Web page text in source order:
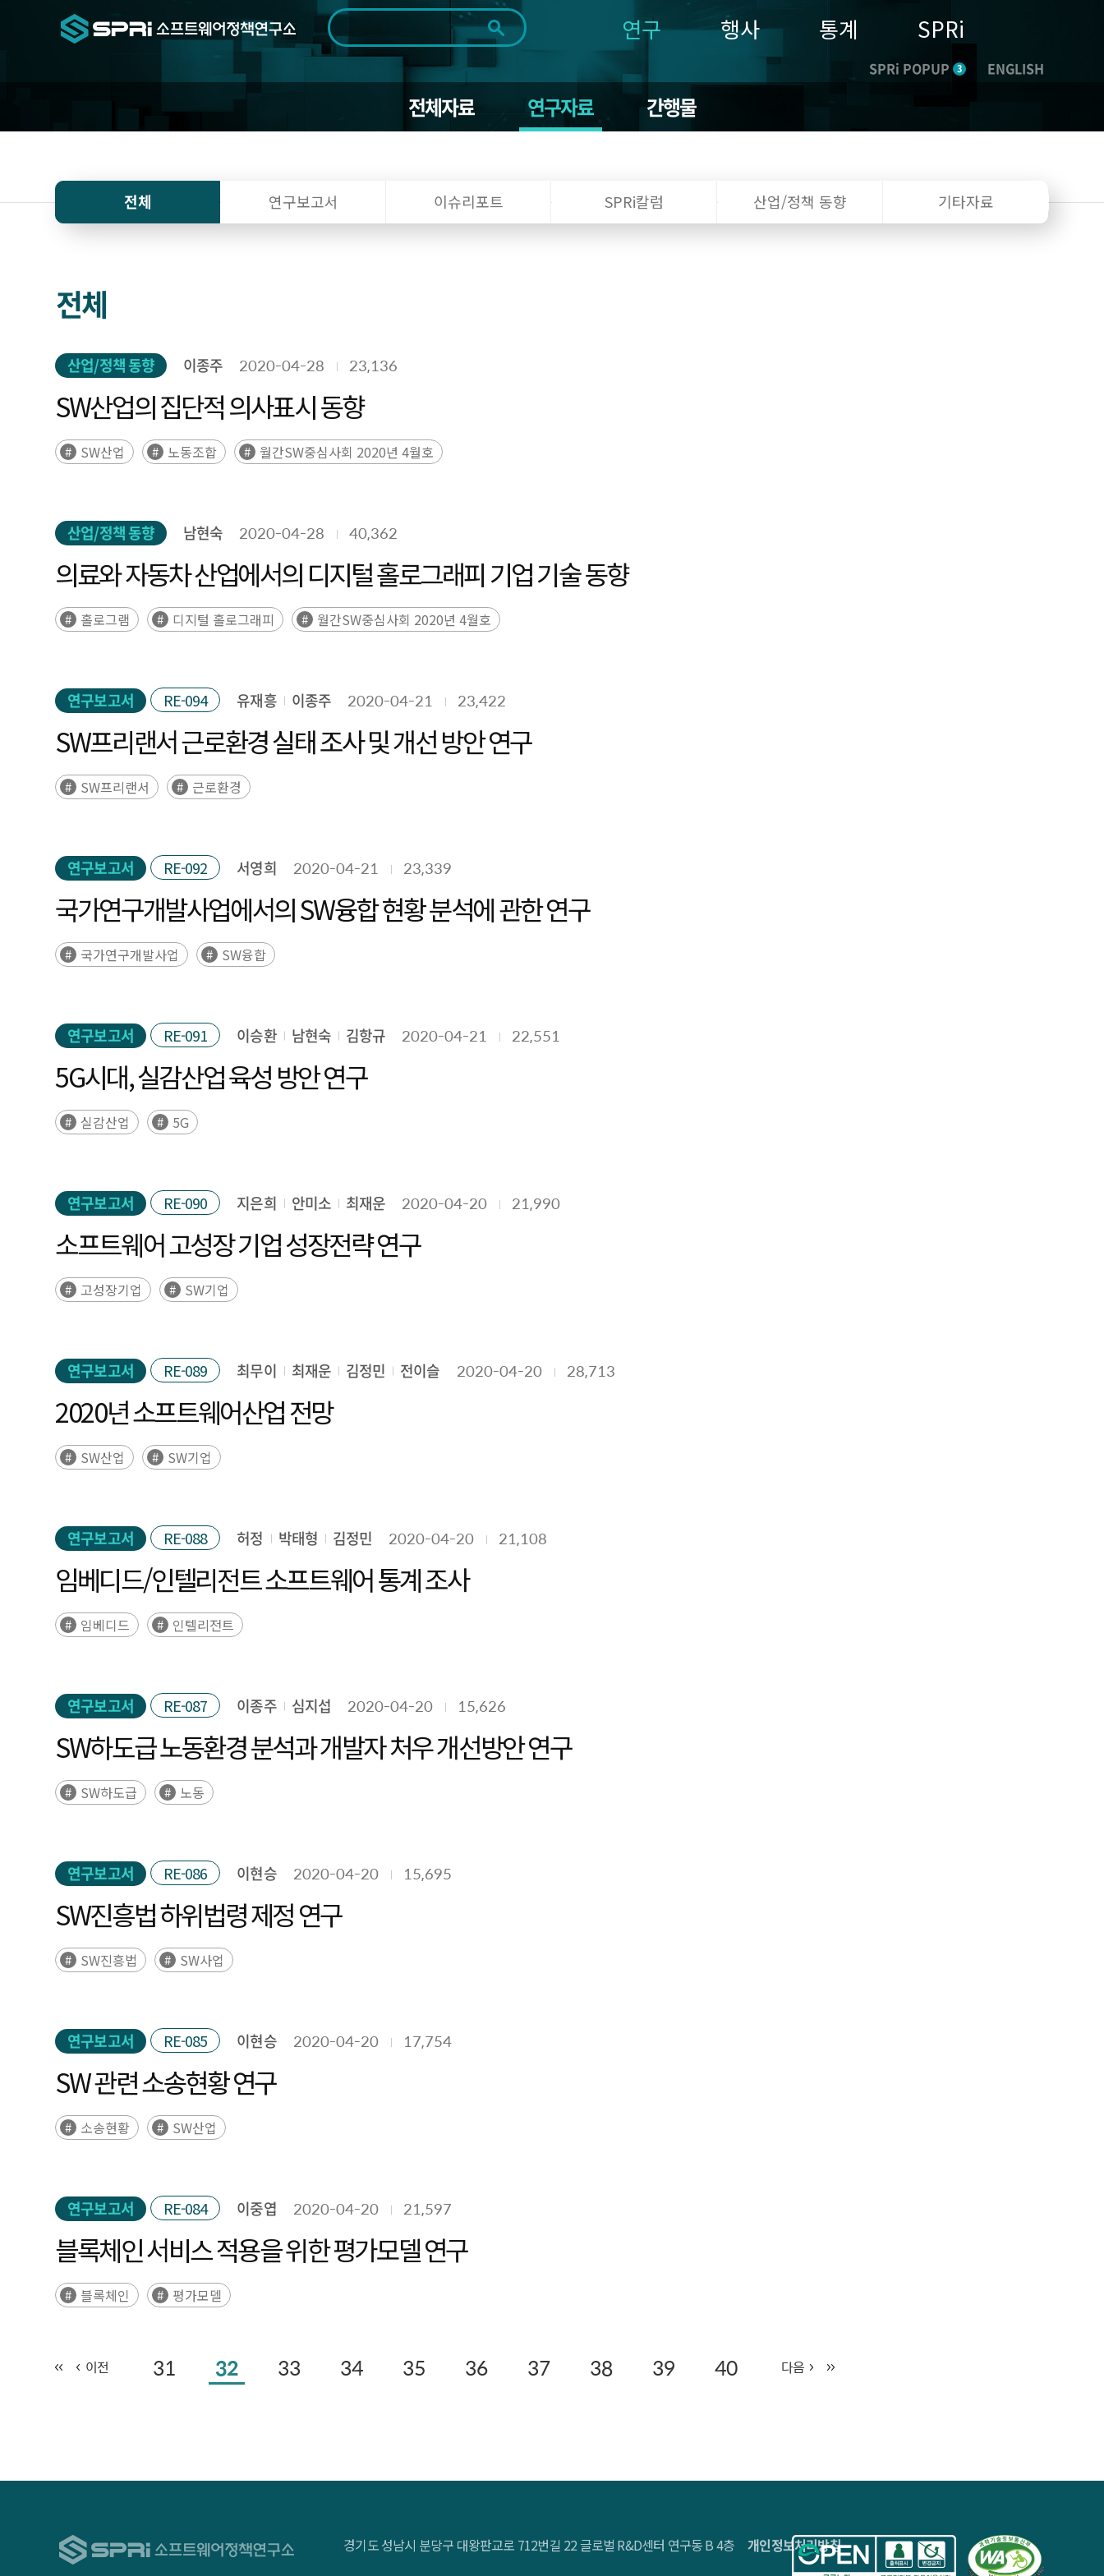
검색범위 전체
기간 전체 1일 1주 1개월 3개월 1년
~
연구 행사 통계 SPRi
SPRi POPUP 3 ENGLISH
전체자료 연구자료 간행물
구
전체 연구보고서 이슈리포트 SPRi칼럼 산업/정책 동향 기타자료
전체
산업/정책 동향 이종주 2020-04-28 23,136
SW산업의 집단적 의사표시 동향
SW산업 노동조합 월간SW중심사회 2020년 4월호
산업/정책 동향 남현숙 2020-04-28 40,362
의료와 자동차 산업에서의 디지털 홀로그래피 기업 기술 동향
홀로그램 디지털 홀로그래피 월간SW중심사회 2020년 4월호
연구보고서 RE-094 유재흥 이종주 2020-04-21 23,422
SW프리랜서 근로환경 실태 조사 및 개선 방안 연구
SW프리랜서 근로환경
연구보고서 RE-092 서영희 2020-04-21 23,339
국가연구개발사업에서의 SW융합 현황 분석에 관한 연구
국가연구개발사업 SW융합
연구보고서 RE-091 이승환 남현숙 김항규 2020-04-21 22,551
5G시대, 실감산업 육성 방안 연구
실감산업 5G
연구보고서 RE-090 지은희 안미소 최재운 2020-04-20 21,990
소프트웨어 고성장 기업 성장전략 연구
고성장기업 SW기업
연구보고서 RE-089 최무이 최재운 김정민 전이슬 2020-04-20 28,713
2020년 소프트웨어산업 전망
SW산업 SW기업
연구보고서 RE-088 허정 박태형 김정민 2020-04-20 21,108
임베디드/인텔리전트 소프트웨어 통계 조사
임베디드 인텔리전트
연구보고서 RE-087 이종주 심지섭 2020-04-20 15,626
SW하도급 노동환경 분석과 개발자 처우 개선방안 연구
SW하도급 노동
연구보고서 RE-086 이현승 2020-04-20 15,695
SW진흥법 하위법령 제정 연구
SW진흥법 SW사업
연구보고서 RE-085 이현승 2020-04-20 17,754
SW 관련 소송현황 연구
소송현황 SW산업
연구보고서 RE-084 이중엽 2020-04-20 21,597
블록체인 서비스 적용을 위한 평가모델 연구
블록체인 평가모델
이전 31 32 33 34 35 36 37 38 39 40 다음
경기도 성남시 분당구 대왕판교로 712번길 22 글로벌 R&D센터 연구동 B 4층개인정보처리방침